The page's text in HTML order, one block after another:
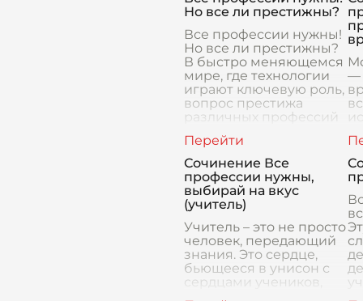
Но все ли престижны?
Все профессии нужны!
Но все ли престижны?
В быстро меняющемся
мире, где технологии
играют ключевую роль,
вопрос престижа
различных профессий
возникает на повестке
дн
—
Сочинение Все
профессии нужны,
выбирай на вкус
(учитель)
Учитель – это не просто
человек, передающий
знания. Это сердце,
бьющееся в унисон с
сердцами учеников,